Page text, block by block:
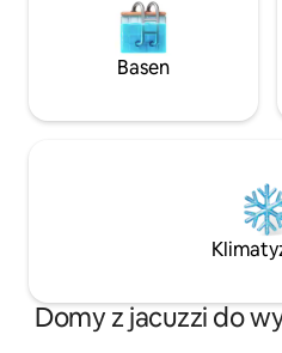
Basen
Domy z jacuzzi do